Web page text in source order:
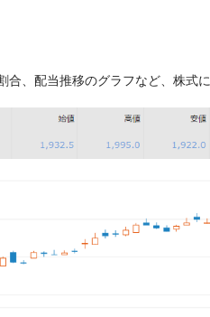
、配当推移のグラフなど、株式